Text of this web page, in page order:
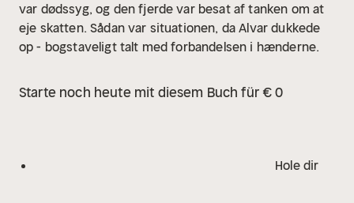
var dødssyg, og den fjerde var besat af tanken om at
eje skatten. Sådan var situationen, da Alvar dukkede
op - bogstaveligt talt med forbandelsen i hænderne.
Starte noch heute mit diesem Buch für € 0
Hole dir